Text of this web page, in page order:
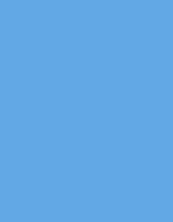
مضللة
الممارسة الكروية بجهة
متخصص في التراث